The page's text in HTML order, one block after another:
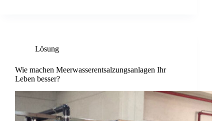
Lösung
Wie machen Meerwasserentsalzungsanlagen Ihr
Leben besser?